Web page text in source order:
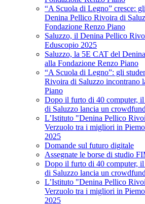
“A Scuola di Legno” cresce:
Denina Pellico Rivoira di
Fondazione Renzo Piano
Saluzzo, il Denina Pellico
Eduscopio 2025
Saluzzo, la 5E CAT del
alla Fondazione Renzo Piano
“A Scuola di Legno”: gli
Rivoira di Saluzzo incontrano
Piano
Dopo il furto di 40 computer,
di Saluzzo lancia un
L’Istituto "Denina Pellico
Verzuolo tra i migliori in
2025
Domande sul futuro digitale
Assegnate le borse di studio
Dopo il furto di 40 computer,
di Saluzzo lancia un
L’Istituto "Denina Pellico
Verzuolo tra i migliori in
2025